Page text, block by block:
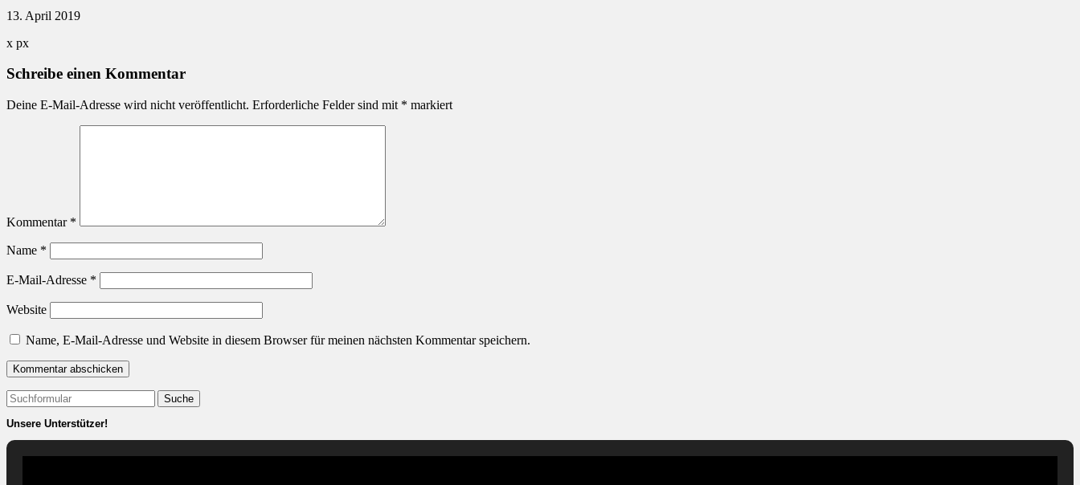
13. April 2019
x px
Schreibe einen Kommentar
Deine E-Mail-Adresse wird nicht veröffentlicht. Erforderliche Felder sind mit * markiert
Kommentar *
Name *
E-Mail-Adresse *
Website
Name, E-Mail-Adresse und Website in diesem Browser für meinen nächsten Kommentar speichern.
Suchen
nach:
Unsere Unterstützer!